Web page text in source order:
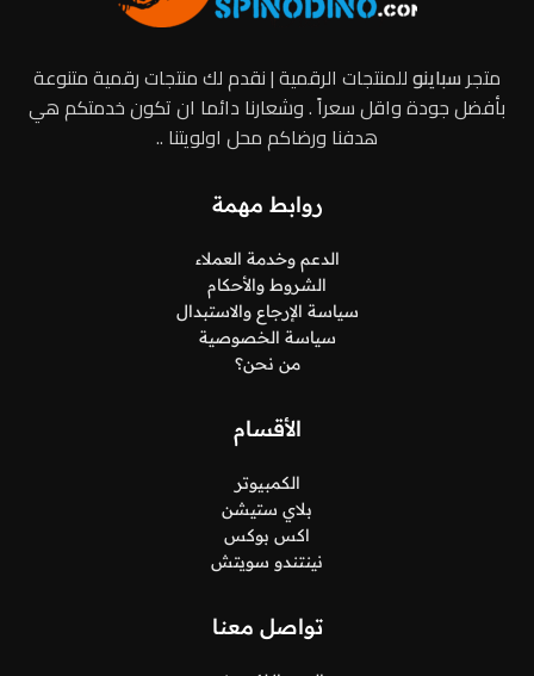
متجرسباينوللمنتجات الرقمية | نقدم لك منتجات رقمية متنوعة
بأفضل جودة واقل سعراً . وشعارنا دائما ان تكون خدمتكم هي
هدفنا ورضاكم محل اولويتنا ..
روابط مهمة
الدعم وخدمة العملاء
الشروط والأحكام
سياسة الإرجاع والاستبدال
سياسة الخصوصية
من نحن؟
الأقسام
الكمبيوتر
بلاي ستيشن
اكس بوكس
نينتندو سويتش
تواصل معنا